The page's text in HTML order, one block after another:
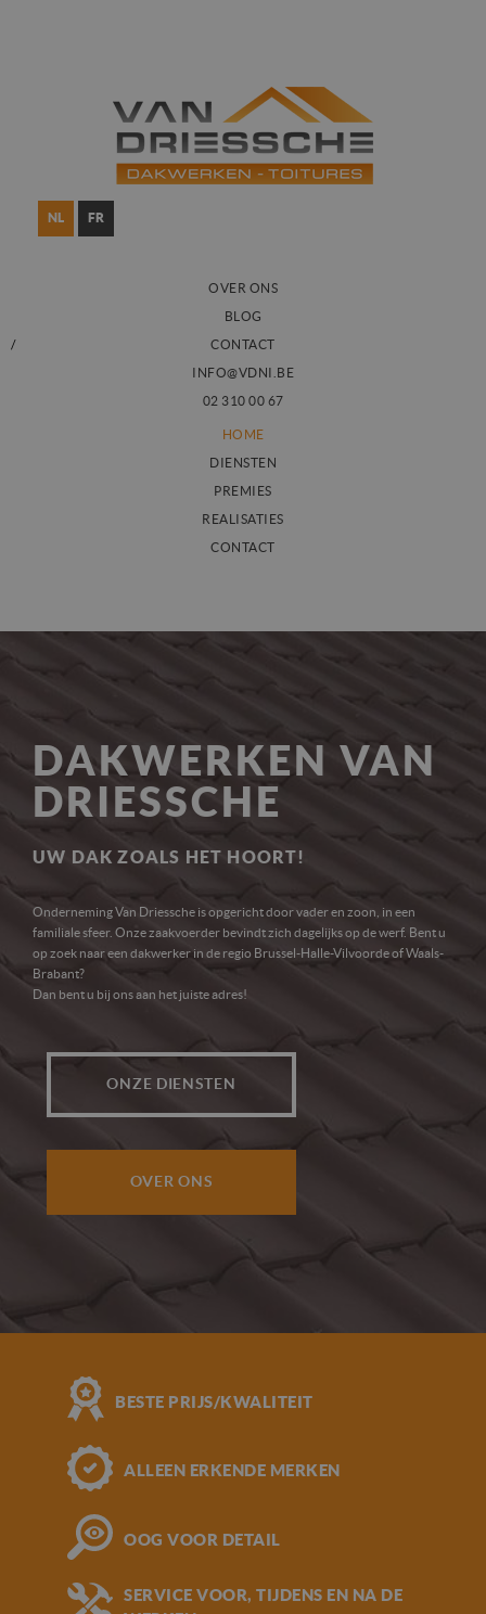
NL FR
OVER ONS
BLOG
CONTACT
INFO@VDNI.BE
02 310 00 67
HOME
DIENSTEN
DAKISOLATIE
DAKRENOVATIE
HELLENDE DAKEN
DAKRAMEN
PREMIES
REALISATIES
CONTACT
DAKWERKEN VAN
DRIESSCHE
UW DAK ZOALS HET HOORT!
Onderneming Van Driessche is opgericht door vader en zoon, in een
familiale sfeer. Onze zaakvoerder bevindt zich dagelijks op de werf. Bent u
op zoek naar een dakwerker in de regio Brussel-Halle-Vilvoorde of Waals-
Brabant?
Dan bent u bij ons aan het juiste adres!
ONZE DIENSTEN
OVER ONS
BESTE PRIJS/KWALITEIT
ALLEEN ERKENDE MERKEN
OOG VOOR DETAIL
SERVICE VOOR, TIJDENS EN NA DE